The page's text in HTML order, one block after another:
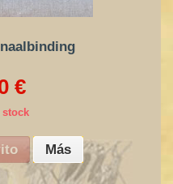
€
stock
Más